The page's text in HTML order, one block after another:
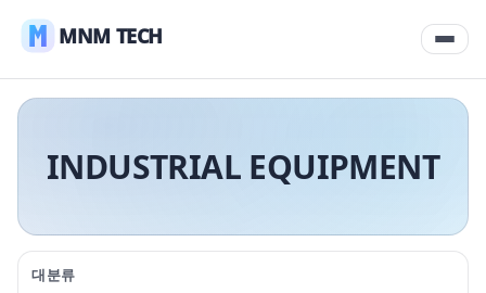
MNM TECH
INDUSTRIAL EQUIPMENT
대분류